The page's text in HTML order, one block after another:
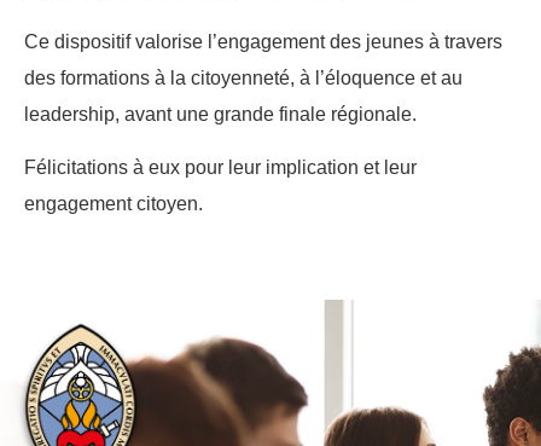
Ce dispositif valorise l’engagement des jeunes à travers
des formations à la citoyenneté, à l’éloquence et au
leadership, avant une grande finale régionale.
Félicitations à eux pour leur implication et leur
engagement citoyen.